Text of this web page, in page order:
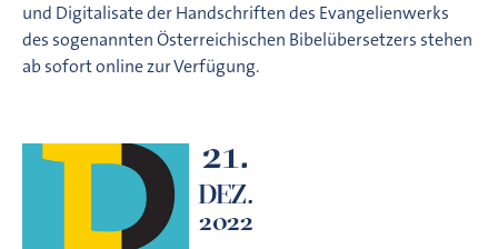
und Digitalisate der Handschriften des Evangelienwerks
des sogenannten Österreichischen Bibelübersetzers stehen
ab sofort online zur Verfügung.
21.
DEZ.
2022